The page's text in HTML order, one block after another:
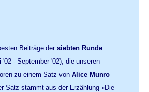
Beiträge der siebten Runde
'02 - September '02), die unseren
zu einem Satz von Alice Munro
Satz stammt aus der Erzählung »Die